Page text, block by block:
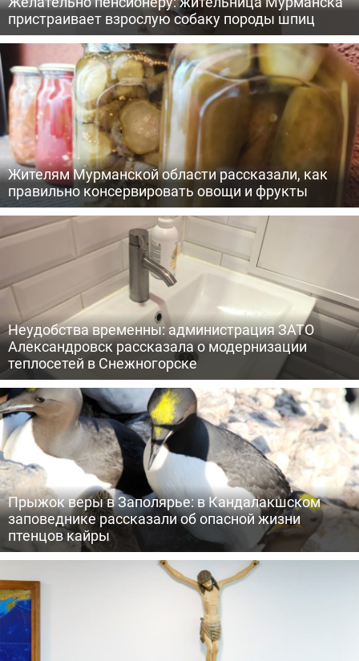
пристраивает взрослую собаку породы шпиц
Жителям Мурманской области рассказали, как
правильно консервировать овощи и фрукты
Неудобства временны: администрация ЗАТО
Александровск рассказала о модернизации
теплосетей в Снежногорске
Прыжок веры в Заполярье: в Кандалакшском
заповеднике рассказали об опасной жизни
птенцов кайры